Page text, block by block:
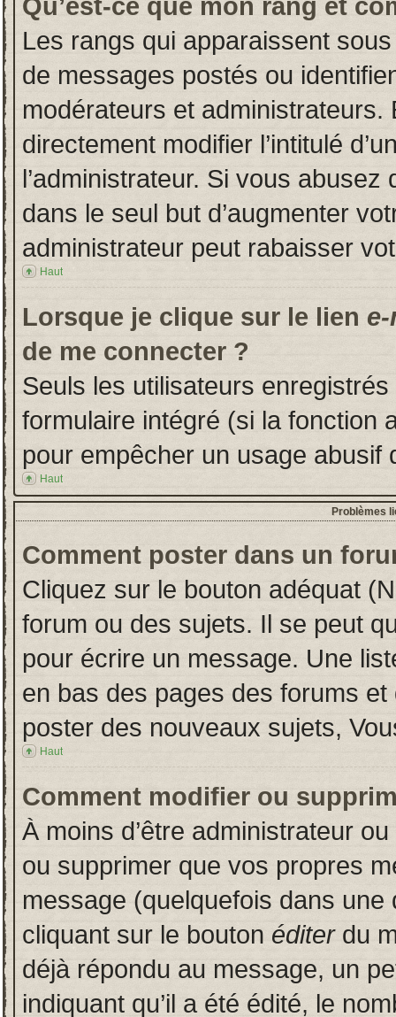
Les rangs qui apparaissent
de messages postés ou
modérateurs et
directement modifier l’intitulé
l’administrateur. Si vous
dans le seul but d’augmenter
administrateur peut rabaisser
Haut
Lorsque je clique sur le lien
de me connecter ?
Seuls les utilisateurs
formulaire intégré (si la fonction
pour empêcher un usage abusif
Haut
Problèmes
Comment poster dans un
Cliquez sur le bouton adéquat
forum ou des sujets. Il se peut
pour écrire un message. Une
en bas des pages des forums
poster des nouveaux sujets,
Haut
Comment modifier ou
À moins d’être administrateur
ou supprimer que vos propres
message (quelquefois dans
cliquant sur le bouton éditerdu
déjà répondu au message, un
indiquant qu’il a été édité, le